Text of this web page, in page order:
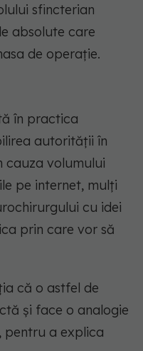
sfincterian
absolute care
de operație.
în practica
autorității în
cauza volumului
pe internet, mulți
cu idei
prin care vor să
că o astfel de
și face o analogie
pentru a explica